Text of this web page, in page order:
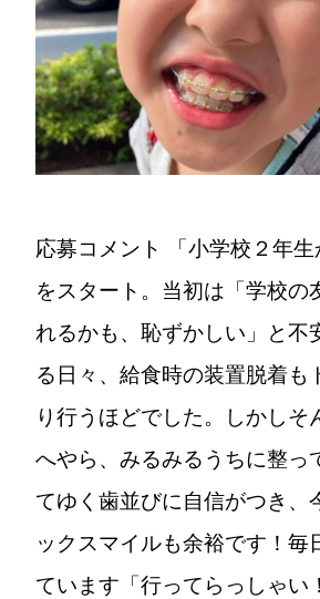
応募コメント
「小学校２年
をスタート。当初は「学校の
れるかも、恥ずかしい」と不
る日々、給食時の装置脱着も
り行うほどでした。しかしそ
へやら、みるみるうちに整っ
てゆく歯並びに自信がつき、
ックスマイルも余裕です！毎
ています「行ってらっしゃい